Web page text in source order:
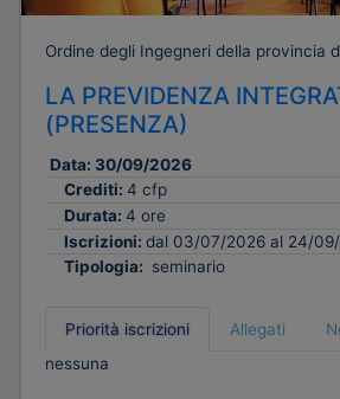
Ordine degli Ingegneri della provincia
LA PREVIDENZA
(PRESENZA)
Data: 30/09/2026
Crediti: 4 cfp
Durata: 4 ore
Iscrizioni: dal 03/07/2026 al 24/
Tipologia: seminario
Priorità iscrizioni Allegati
nessuna